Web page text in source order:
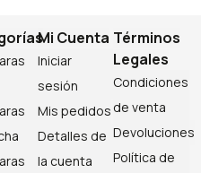
Mi Cuenta
Iniciar
sesión
Mis pedidos
Detalles de
la cuenta
Términos
Legales
Condiciones
de venta
Devoluciones
Política de